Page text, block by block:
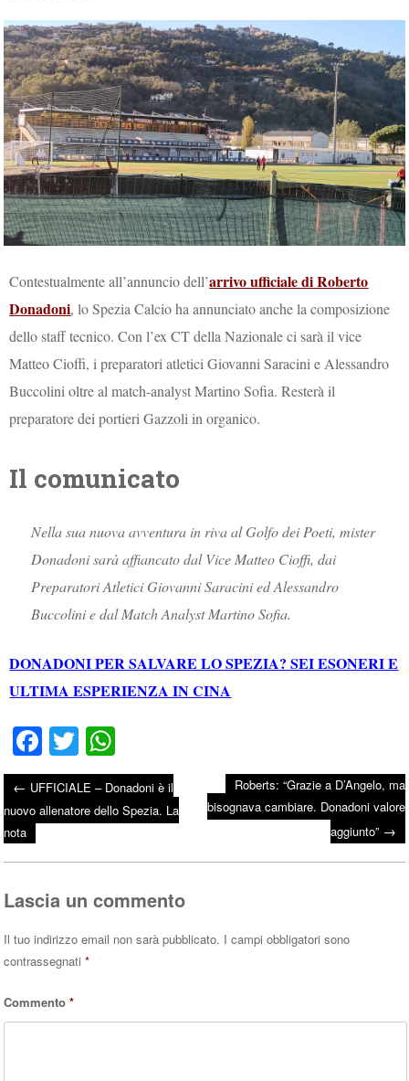
Contestualmente all’annuncio dell’arrivo ufficiale di Roberto
Donadoni, lo Spezia Calcio ha annunciato anche la composizione
dello staff tecnico. Con l’ex CT della Nazionale ci sarà il vice
Matteo Cioffi, i preparatori atletici Giovanni Saracini e Alessandro
Buccolini oltre al match-analyst Martino Sofia. Resterà il
preparatore dei portieri Gazzoli in organico.
Il comunicato
Nella sua nuova avventura in riva al Golfo dei Poeti, mister
Donadoni sarà affiancato dal Vice Matteo Cioffi, dai
Preparatori Atletici Giovanni Saracini ed Alessandro
Buccolini e dal Match Analyst Martino Sofia.
DONADONI PER SALVARE LO SPEZIA? SEI ESONERI E
ULTIMA ESPERIENZA IN CINA
Fa
ce
bo
ok
T
wi
tte
r
ha
ts
A
pp
Post navigation
← UFFICIALE – Donadoni è il
nuovo allenatore dello Spezia. La
nota
Roberts: “Grazie a D’Angelo, ma
bisognava cambiare. Donadoni valore
aggiunto” →
Lascia un commento
Il tuo indirizzo email non sarà pubblicato. I campi obbligatori sono
contrassegnati*
Commento*